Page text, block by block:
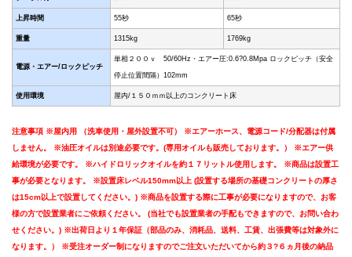
上昇時間 55秒 65秒
重量 1315kg 1769kg
電源・エアー/ロックピッチ
単相２００ｖ 50/60Hz・エアー圧:0.6?0.8Mpa ロックピッチ（安全
停止位置間隔）102mm
使用環境 屋内/１５０ｍｍ以上のコンクリート床
注意事項 ※屋内用 （洗車使用・屋外設置不可） ※エアーホース、電源コード/分配器は付属
しません。 ※油圧オイルは別途必要です。(専用オイルも販売しております。） ※エアー供
給環境が必要です。 ※ハイドロリックオイルを約１７リットル使用します。 ※商品は設置工
事が必要となります。 ※設置床レベル150mm以上 (設置する場所の基礎コンクリートの厚さ
は15cm以上で設置してください。) ※商品を設置する際に工事が必要になりますので、お客
様の方で設置業者にご依頼ください。 (当社でも設置業者の手配もできますので、お問い合わ
せください。) ※出荷日より１年保証（部品のみ、消耗品、送料、工賃、出張費等は対象外に
なります。） ※受注オーダー制になりますのでご注文いただいてから約３?６ヵ月後の納品